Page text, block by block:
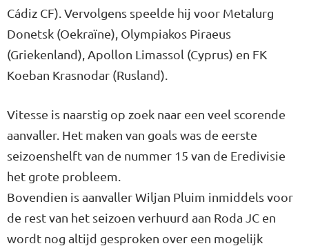
Cádiz CF). Vervolgens speelde hij voor Metalurg
Donetsk (Oekraïne), Olympiakos Piraeus
(Griekenland), Apollon Limassol (Cyprus) en FK
Koeban Krasnodar (Rusland).
Vitesse is naarstig op zoek naar een veel scorende
aanvaller. Het maken van goals was de eerste
seizoenshelft van de nummer 15 van de Eredivisie
het grote probleem.
Bovendien is aanvaller Wiljan Pluim inmiddels voor
de rest van het seizoen verhuurd aan Roda JC en
wordt nog altijd gesproken over een mogelijk